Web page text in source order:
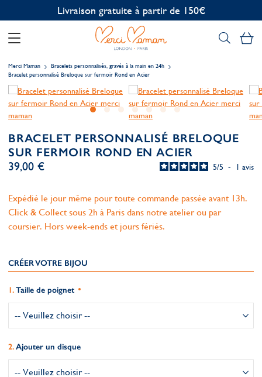
Personnalisation offerte
Merci Maman
Bracelets personnalisés, gravés à la main en 24h
Bracelet personnalisé Breloque sur fermoir Rond en Acier
BRACELET PERSONNALISÉ BRELOQUE
SUR FERMOIR ROND EN ACIER
5/5 - 1 avis
39,00 €
Expédié le jour même pour toute commande passée avant 13h.
Click & Collect sous 2h à Paris dans notre atelier ou par
coursier. Hors week-ends et jours fériés.
CRÉER VOTRE BIJOU
Taille de poignet
Ajouter un disque